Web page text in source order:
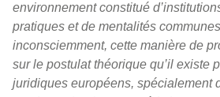
environnement constitué
pratiques et de mentalités
inconsciemment, cette manière de
sur le postulat théorique qu’il existe
juridiques européens, spécialement